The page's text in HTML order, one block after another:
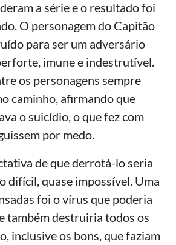
a série e o resultado foi
O personagem do Capitão
para ser um adversário
imune e indestrutível.
os personagens sempre
caminho, afirmando que
o suicídio, o que fez com
por medo.
de que derrotá-lo seria
difícil, quase impossível. Uma
foi o vírus que poderia
também destruiria todos os
inclusive os bons, que faziam